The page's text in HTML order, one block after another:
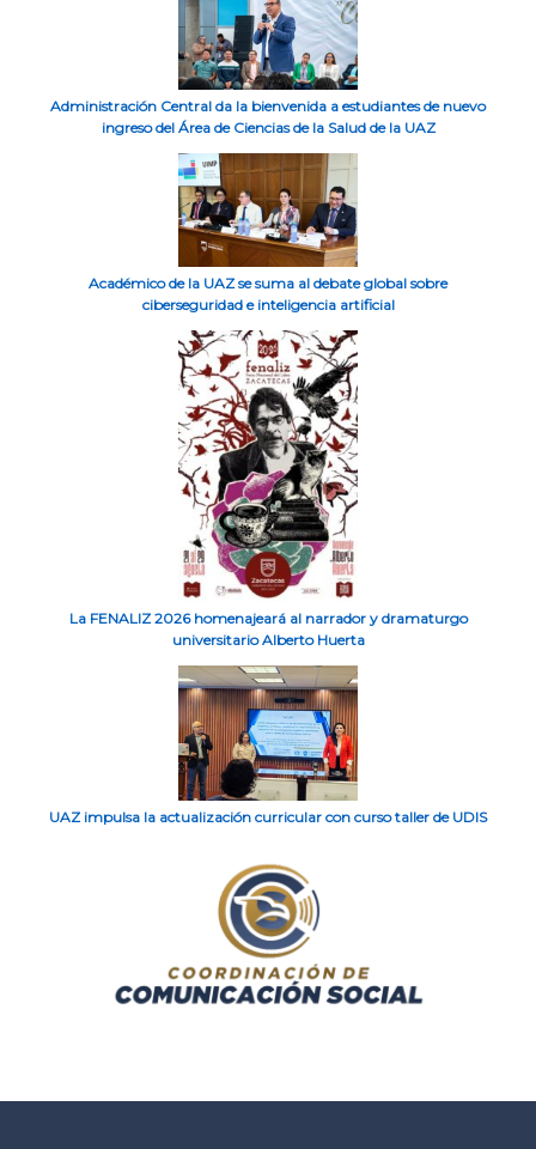
Administración Central da la bienvenida a estudiantes de nuevo
ingreso del Área de Ciencias de la Salud de la UAZ
Académico de la UAZ se suma al debate global sobre
ciberseguridad e inteligencia artificial
La FENALIZ 2026 homenajeará al narrador y dramaturgo
universitario Alberto Huerta
UAZ impulsa la actualización curricular con curso taller de UDIS